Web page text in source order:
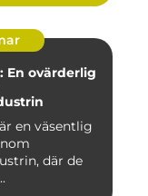
En ovärderlig
en väsentlig
där de